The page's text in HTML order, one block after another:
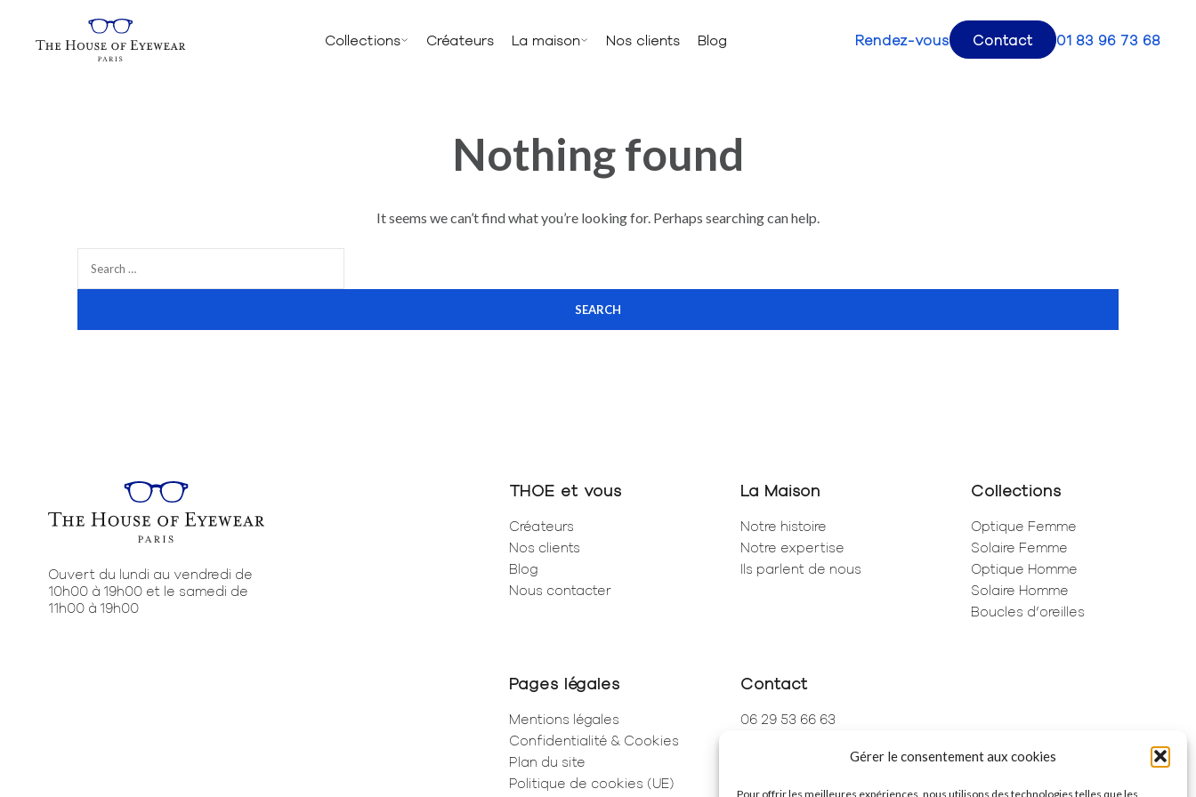
Gérer le consentement aux cookies
Pour offrir les meilleures expériences, nous utilisons des technologies telles que les
Collections Créateurs La maison Nos clients Blog Rendez-vous Contact 01 83 96 73 68
Nothing found
It seems we can’t find what you’re looking for. Perhaps searching can help.
Ouvert du lundi au vendredi de
10h00 à 19h00 et le samedi de
11h00 à 19h00
THOE et vous
Créateurs
Nos clients
Blog
Nous contacter
La Maison
Notre histoire
Notre expertise
Ils parlent de nous
Collections
Optique Femme
Solaire Femme
Optique Homme
Solaire Homme
Boucles d’oreilles
Pages légales
Mentions légales
Confidentialité & Cookies
Plan du site
Politique de cookies (UE)
Contact
06 29 53 66 63
250 Rue de Rivoli